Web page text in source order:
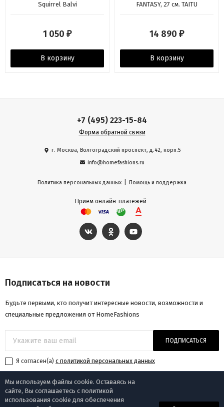
Squirrel Balvi
1 050 ₽
В корзину
FANTASY, 27 см. TAITU
14 890 ₽
В корзину
+7 (495) 223-15-84
Форма обратной связи
г. Москва, Волгоградский проспект, д.42, корп.5
info@homefashions.ru
Политика персональных данных Помощь и поддержка
Прием онлайн-платежей
Подписаться на новости
Будьте первыми, кто получит интересные новости, возможности и
специальные предложения от HomeFashions
ПОДПИСАТЬСЯ
Я согласен(a) с политикой персональных данных
© «Homefashions», 2009-2025
Мы используем файлы cookie. Оставаясь на
сайте, Вы соглашаетесь с политикой
использования cookie для обеспечения